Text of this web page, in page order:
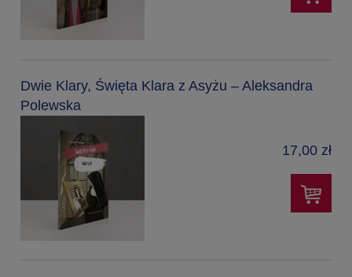
Dwie Klary, Święta Klara z Asyżu – Aleksandra
Polewska
17,00 zł